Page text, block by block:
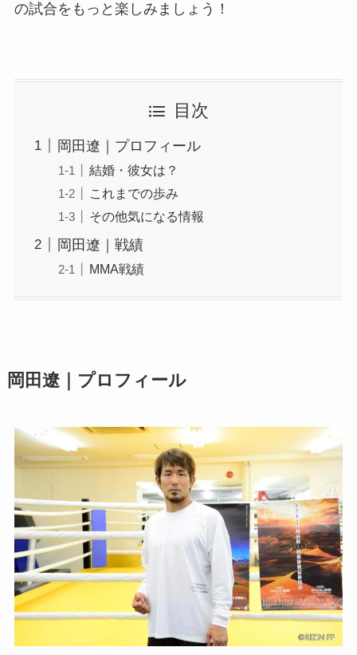
の試合をもっと楽しみましょう！
目次
岡田遼｜プロフィール
結婚・彼女は？
これまでの歩み
その他気になる情報
岡田遼｜戦績
MMA戦績
岡田遼｜ プロフィール